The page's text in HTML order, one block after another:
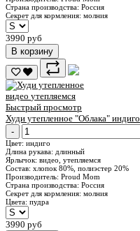
Страна производства: Россия
Секрет для кормления: молния
3990 руб
В корзину
видео утепляемся
Быстрый просмотр
Худи утепленное "Облака" индиго
-
Цвет: индиго
Длина рукава: длинный
Ярлычок: видео, утепляемся
Состав: хлопок 80%, полиэстер 20%
Производитель: Proud Mom
Страна производства: Россия
Секрет для кормления: молния
Цвета: пудра
3990 руб